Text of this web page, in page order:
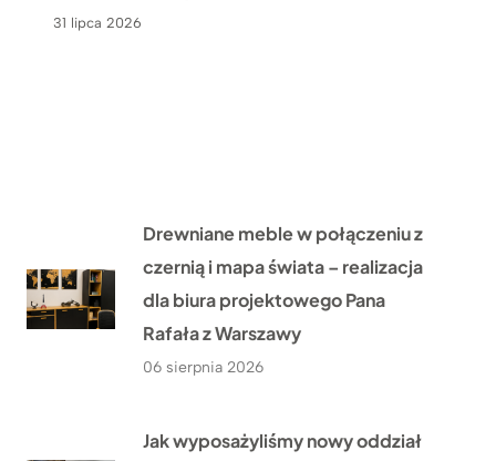
31 lipca 2026
Drewniane meble w połączeniu z
czernią i mapa świata – realizacja
dla biura projektowego Pana
Rafała z Warszawy
06 sierpnia 2026
Jak wyposażyliśmy nowy oddział